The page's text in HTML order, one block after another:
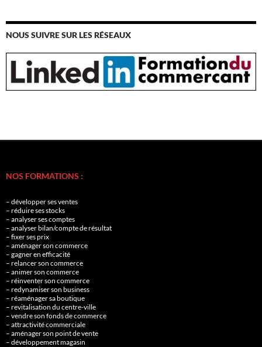
NOUS SUIVRE SUR LES RÉSEAUX
NOS FORMATIONS :
– développer ses ventes
– réduire ses stocks
– analyser ses comptes
– analyser bilan/compte de résultat
– fixer ses prix
– aménager son commerce
– gagner en efficacité
– relancer son commerce
– animer son commerce
– réinventer son commerce
– redynamiser son business
– réaménager sa boutique
– revitalisation du centre-ville
– vendre son fonds de commerce
– attractivité commerciale
– aménager son point de vente
– développement magasin